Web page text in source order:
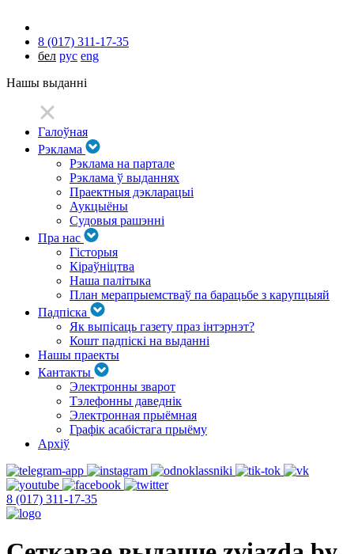
8 (017) 311-17-35
бел рус eng
Нашы выданні
Галоўная
Рэклама
Рэклама на партале
Рэклама ў выданнях
Праектныя дэкларацыі
Аукцыёны
Судовыя рашэнні
Пра нас
Гісторыя
Кіраўніцтва
Наша палітыка
План мерапрыемстваў па барацьбе з карупцыяй
Падпіска
Як выпісаць газету праз інтэрнэт?
Кошт падпіскі на выданні
Нашы праекты
Кантакты
Электронны зварот
Тэлефонны даведнік
Электронная прыёмная
Графік асабістага прыёму
Архіў
8 (017) 311-17-35